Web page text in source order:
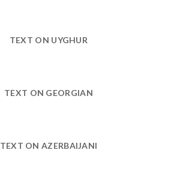
TEXT ON UYGHUR
TEXT ON GEORGIAN
TEXT ON AZERBAIJANI